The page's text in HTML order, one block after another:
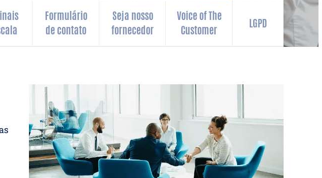
Formulário
de contato
Seja nosso
fornecedor
Voice of The
Customer
LGPD